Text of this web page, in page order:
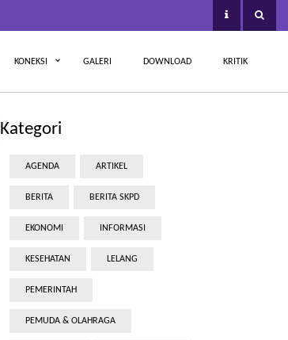
KONEKSI GALERI DOWNLOAD KRITIK
Kategori
AGENDA ARTIKEL
BERITA BERITA SKPD
EKONOMI INFORMASI
KESEHATAN LELANG
PEMERINTAH
PEMUDA & OLAHRAGA